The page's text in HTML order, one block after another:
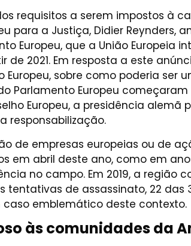
requisitos a serem impostos à
para a Justiça, Didier Reynders,
Europeu, que a União Europeia
2021. Em resposta a este
sobre como poderia ser
Parlamento Europeu
Europeu, a presidência
responsabilização.
de empresas europeias ou de
em abril deste ano, como em
no campo. Em 2019, a região
tentativas de assassinato, 22
caso emblemático deste contexto.
às comunidades da